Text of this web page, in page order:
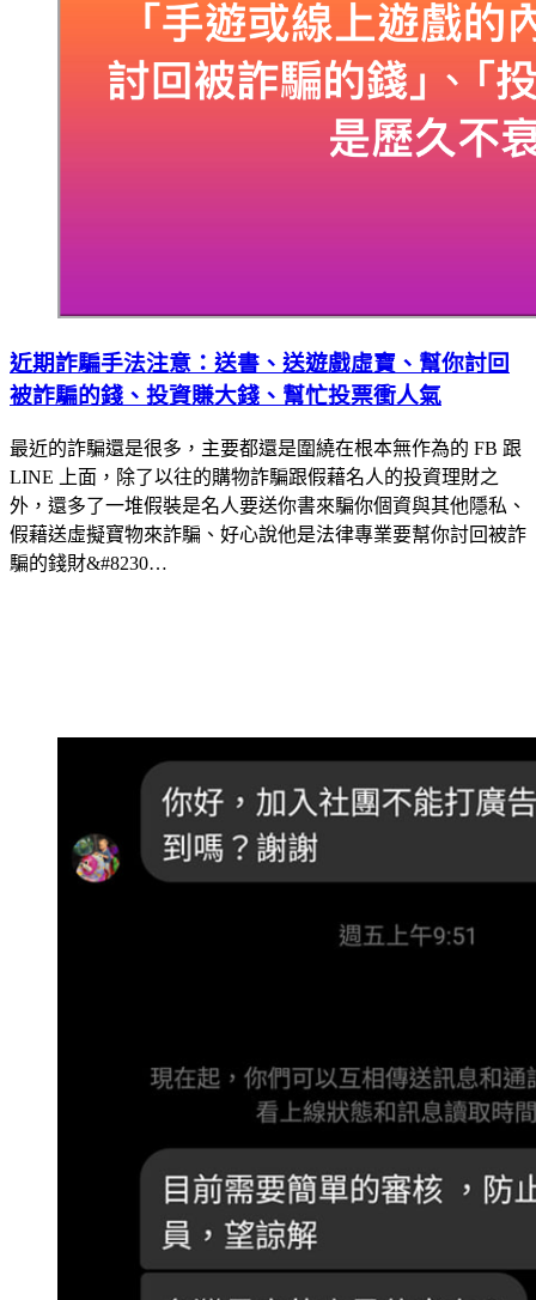
近期詐騙手法注意：送書、送遊戲虛寶、幫你討回
被詐騙的錢、投資賺大錢、幫忙投票衝人氣
最近的詐騙還是很多，主要都還是圍繞在根本無作為的 FB 跟
LINE 上面，除了以往的購物詐騙跟假藉名人的投資理財之
外，還多了一堆假裝是名人要送你書來騙你個資與其他隱私、
假藉送虛擬寶物來詐騙、好心說他是法律專業要幫你討回被詐
騙的錢財&#8230…